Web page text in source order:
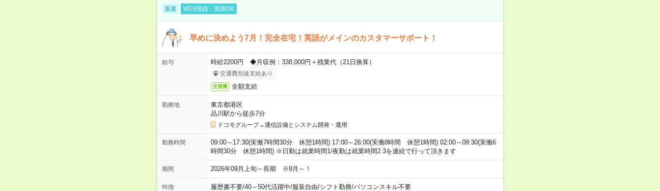
派遣 WEB登録・面接OK
早めに決めよう7月！完全在宅！英語がメインのカスタマーサポート！
給与 時給2200円 ◆月収例：338,000円＋残業代（21日換算）
交通費別途支給あり
交通費 全額支給
勤務地
東京都港区
品川駅から徒歩7分
ドコモグループ→通信設備とシステム開発・運用
勤務時間
09:00～17:30(実働7時間30分 休憩1時間) 17:00～26:00(実働8時間 休憩1時間) 02:00～09:30(実働6
時間30分 休憩1時間) ※日勤は就業時間1/夜勤は就業時間2.3を連続で行って頂きます
期間 2026年09月上旬～長期 ※9月～！
特徴 履歴書不要/40～50代活躍中/服装自由/シフト勤務/パソコンスキル不要